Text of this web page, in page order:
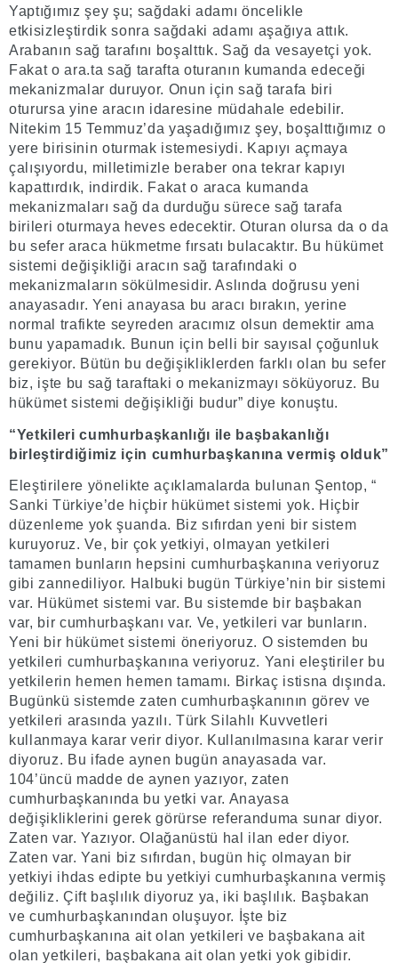
Yaptığımız şey şu; sağdaki adamı öncelikle
etkisizleştirdik sonra sağdaki adamı aşağıya attık.
Arabanın sağ tarafını boşalttık. Sağ da vesayetçi yok.
Fakat o ara.ta sağ tarafta oturanın kumanda edeceği
mekanizmalar duruyor. Onun için sağ tarafa biri
oturursa yine aracın idaresine müdahale edebilir.
Nitekim 15 Temmuz’da yaşadığımız şey, boşalttığımız o
yere birisinin oturmak istemesiydi. Kapıyı açmaya
çalışıyordu, milletimizle beraber ona tekrar kapıyı
kapattırdık, indirdik. Fakat o araca kumanda
mekanizmaları sağ da durduğu sürece sağ tarafa
birileri oturmaya heves edecektir. Oturan olursa da o da
bu sefer araca hükmetme fırsatı bulacaktır. Bu hükümet
sistemi değişikliği aracın sağ tarafındaki o
mekanizmaların sökülmesidir. Aslında doğrusu yeni
anayasadır. Yeni anayasa bu aracı bırakın, yerine
normal trafikte seyreden aracımız olsun demektir ama
bunu yapamadık. Bunun için belli bir sayısal çoğunluk
gerekiyor. Bütün bu değişikliklerden farklı olan bu sefer
biz, işte bu sağ taraftaki o mekanizmayı söküyoruz. Bu
hükümet sistemi değişikliği budur” diye konuştu.
“Yetkileri cumhurbaşkanlığı ile başbakanlığı
birleştirdiğimiz için cumhurbaşkanına vermiş olduk”
Eleştirilere yönelikte açıklamalarda bulunan Şentop, “
Sanki Türkiye’de hiçbir hükümet sistemi yok. Hiçbir
düzenleme yok şuanda. Biz sıfırdan yeni bir sistem
kuruyoruz. Ve, bir çok yetkiyi, olmayan yetkileri
tamamen bunların hepsini cumhurbaşkanına veriyoruz
gibi zannediliyor. Halbuki bugün Türkiye’nin bir sistemi
var. Hükümet sistemi var. Bu sistemde bir başbakan
var, bir cumhurbaşkanı var. Ve, yetkileri var bunların.
Yeni bir hükümet sistemi öneriyoruz. O sistemden bu
yetkileri cumhurbaşkanına veriyoruz. Yani eleştiriler bu
yetkilerin hemen hemen tamamı. Birkaç istisna dışında.
Bugünkü sistemde zaten cumhurbaşkanının görev ve
yetkileri arasında yazılı. Türk Silahlı Kuvvetleri
kullanmaya karar verir diyor. Kullanılmasına karar verir
diyoruz. Bu ifade aynen bugün anayasada var.
104’üncü madde de aynen yazıyor, zaten
cumhurbaşkanında bu yetki var. Anayasa
değişikliklerini gerek görürse referanduma sunar diyor.
Zaten var. Yazıyor. Olağanüstü hal ilan eder diyor.
Zaten var. Yani biz sıfırdan, bugün hiç olmayan bir
yetkiyi ihdas edipte bu yetkiyi cumhurbaşkanına vermiş
değiliz. Çift başlılık diyoruz ya, iki başlılık. Başbakan
ve cumhurbaşkanından oluşuyor. İşte biz
cumhurbaşkanına ait olan yetkileri ve başbakana ait
olan yetkileri, başbakana ait olan yetki yok gibidir.